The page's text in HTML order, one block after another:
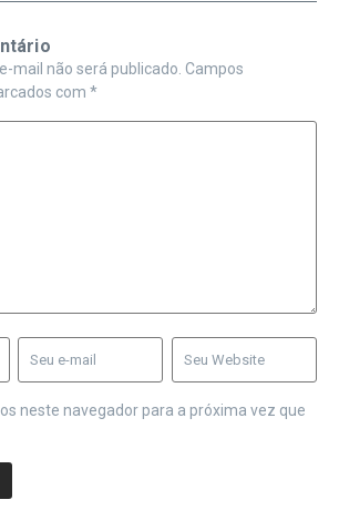
mail não será publicado. Campos
com *
neste navegador para a próxima vez que